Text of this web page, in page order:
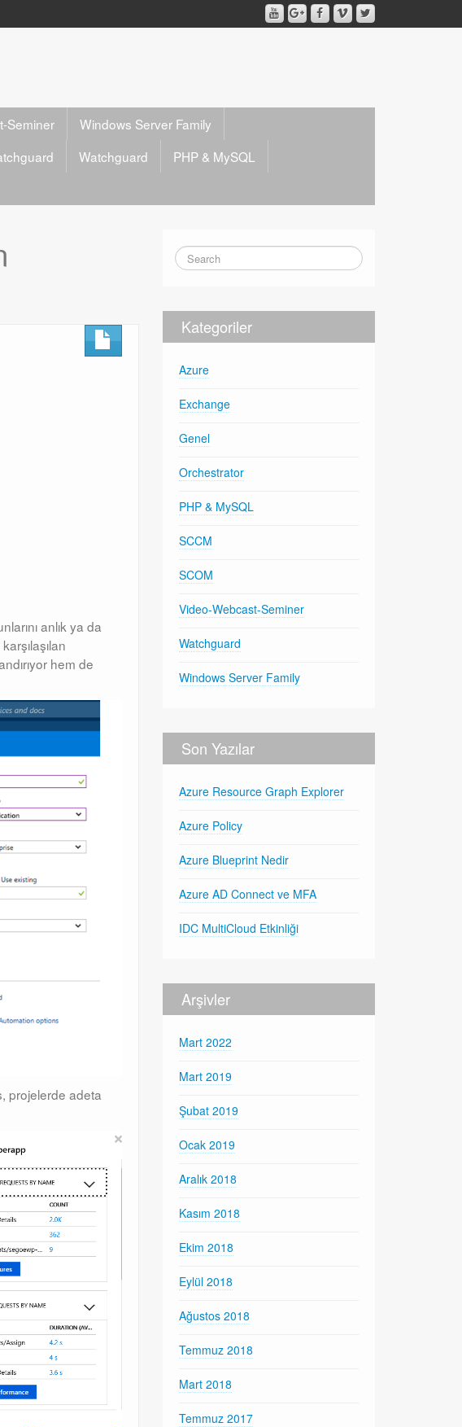
Seminer
Windows Server Family
Watchguard
PHP & MySQL
anlık ya da
hem de
projelerde adeta
Kategoriler
Azure
Exchange
Genel
Orchestrator
PHP & MySQL
SCCM
SCOM
Video-Webcast-Seminer
Watchguard
Windows Server Family
Son Yazılar
Azure Resource Graph Explorer
Azure Policy
Azure Blueprint Nedir
Azure AD Connect ve MFA
IDC MultiCloud Etkinliği
Arşivler
Mart 2022
Mart 2019
Şubat 2019
Ocak 2019
Aralık 2018
Kasım 2018
Ekim 2018
Eylül 2018
Ağustos 2018
Temmuz 2018
Mart 2018
Temmuz 2017